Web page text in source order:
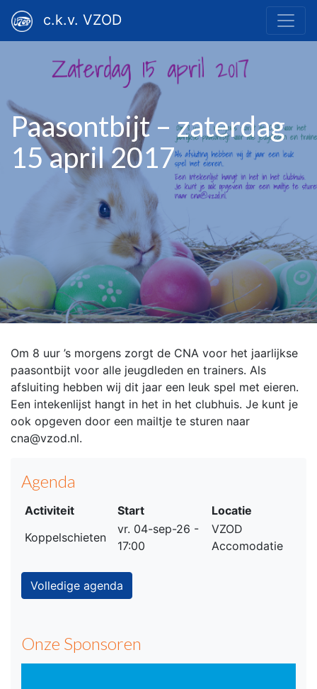
c.k.v. VZOD
Paasontbijt – zaterdag
15 april 2017
Om 8 uur ’s morgens zorgt de CNA voor het jaarlijkse
paasontbijt voor alle jeugdleden en trainers. Als
afsluiting hebben wij dit jaar een leuk spel met eieren.
Een intekenlijst hangt in het in het clubhuis. Je kunt je
ook opgeven door een mailtje te sturen naar
cna@vzod.nl.
Agenda
Activiteit Start
Locatie
Koppelschieten
vr. 04-sep-26 -
17:00
VZOD
Accomodatie
Volledige agenda
Onze Sponsoren